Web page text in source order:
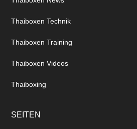
Thaiboxen Technik
Thaiboxen Training
Thaiboxen Videos
Thaiboxing
SEITEN